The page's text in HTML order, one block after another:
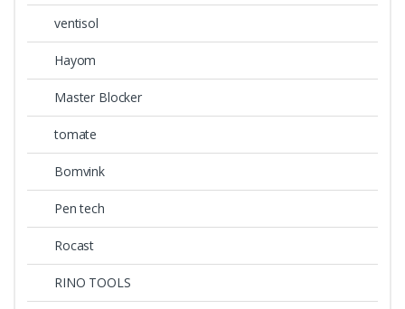
ventisol
Hayom
Master Blocker
tomate
Bomvink
Pen tech
Rocast
RINO TOOLS